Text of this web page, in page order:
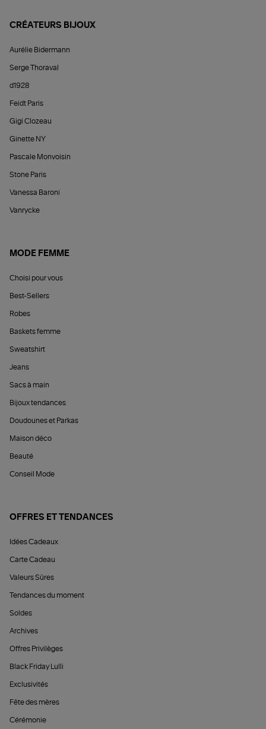
CRÉATEURS BIJOUX
Aurélie Bidermann
Serge Thoraval
d1928
Feidt Paris
Gigi Clozeau
Ginette NY
Pascale Monvoisin
Stone Paris
Vanessa Baroni
Vanrycke
MODE FEMME
Choisi pour vous
Best-Sellers
Robes
Baskets femme
Sweatshirt
Jeans
Sacs à main
Bijoux tendances
Doudounes et Parkas
Maison déco
Beauté
Conseil Mode
OFFRES ET TENDANCES
Idées Cadeaux
Carte Cadeau
Valeurs Sûres
Tendances du moment
Soldes
Archives
Offres Privilèges
Black Friday Lulli
Exclusivités
Fête des mères
Cérémonie